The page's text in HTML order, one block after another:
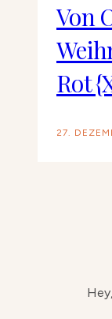
Von
Rot
27.